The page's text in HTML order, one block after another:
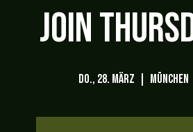
JOIN
Do., 28. März München